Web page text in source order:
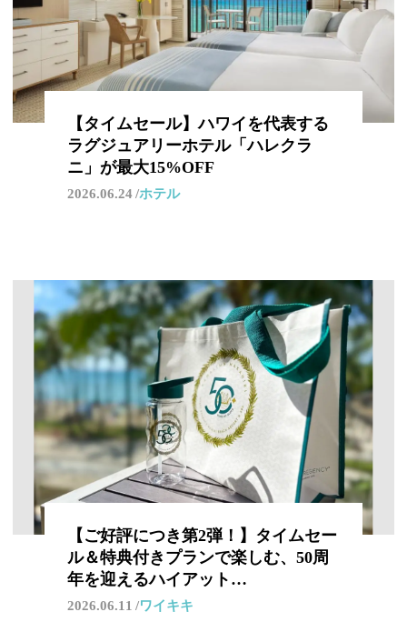
【タイムセール】ハワイを代表する
ラグジュアリーホテル「ハレクラ
ニ」が最大15%OFF
2026.06.24 ホテル
【ご好評につき第2弾！】タイムセー
ル＆特典付きプランで楽しむ、50周
年を迎えるハイアット…
2026.06.11 ワイキキ